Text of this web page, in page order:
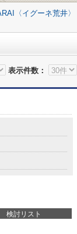
〈イグーネ荒井〉
表示件数：
検討リスト